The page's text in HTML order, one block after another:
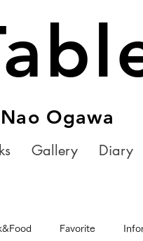
Nao Ogawa
Gallery Diary
Favorite